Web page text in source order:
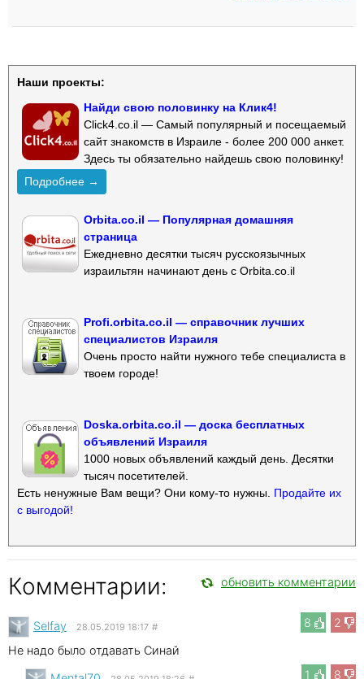
Наши проекты:
Найди свою половинку на Клик4!
Click4.co.il — Самый популярный и посещаемый
сайт знакомств в Израиле - более 200 000 анкет.
Здесь ты обязательно найдешь свою половинку!
Подробнее →
Orbita.co.il — Популярная домашняя
страница
Ежедневно десятки тысяч русскоязычных
израильтян начинают день с Orbita.co.il
Profi.orbita.co.il — справочник лучших
специалистов Израиля
Очень просто найти нужного тебе специалиста в
твоем городе!
Doska.orbita.co.il — доска бесплатных
объявлений Израиля
1000 новых объявлений каждый день. Десятки
тысяч посетителей.
Есть ненужные Вам вещи? Они кому-то нужны. Продайте их
с выгодой!
Комментарии: обновить комментарии
8 2
Selfay 28.05.2019 18:17 #
Не надо было отдавать Синай
1
8